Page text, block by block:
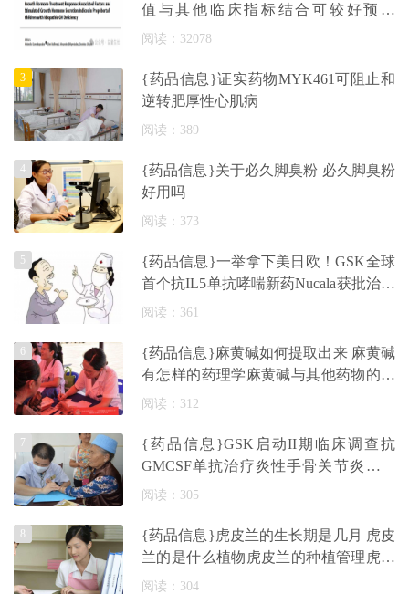
值与其他临床指标结合可较好预测
IGHD儿
阅读：32078
{药品信息}证实药物MYK461可阻止和
逆转肥厚性心肌病
阅读：389
3
{药品信息}关于必久脚臭粉 必久脚臭粉
好用吗
阅读：373
4
{药品信息}一举拿下美日欧！GSK全球
首个抗IL5单抗哮喘新药Nucala获批治疗
重度嗜
阅读：361
5
{药品信息}麻黄碱如何提取出来 麻黄碱
有怎样的药理学麻黄碱与其他药物的相
互
阅读：312
6
{药品信息}GSK启动II期临床调查抗
GMCSF单抗治疗炎性手骨关节炎的潜
力
阅读：305
7
{药品信息}虎皮兰的生长期是几月 虎皮
兰的是什么植物虎皮兰的种植管理虎皮
兰
阅读：304
8